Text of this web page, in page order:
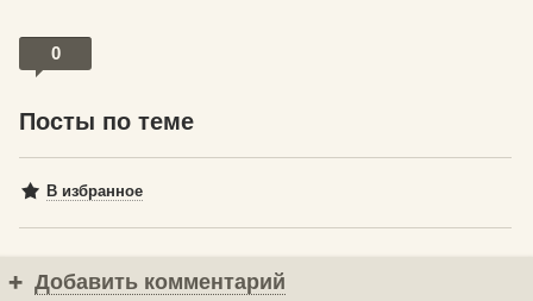
0
Посты по теме
В избранное
Добавить комментарий